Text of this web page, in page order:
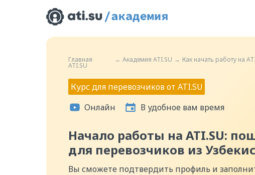
Начало работы на ATI.SU:
для перевозчиков из
Вы сможете подтвердить профиль и
Курс для перевозчиков от ATI.SU
Онлайн В удобное вам время
Главная
ATI.SU
→ → Как начать работу на
Академия ATI.SU